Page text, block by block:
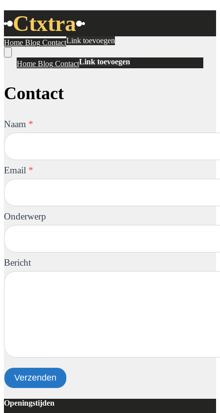
Ctxtra
Home Blog ContactLink toevoegen
HomeBlogContactLink toevoegen
Contact
Naam *
Email *
Onderwerp
Bericht
Openingstijden